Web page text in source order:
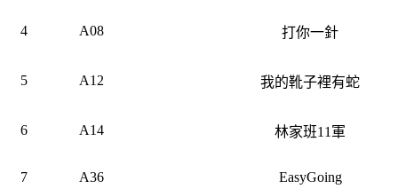
4 A08 打你一針
5 A12 我的靴子裡有蛇
6 A14 林家班11軍
7 A36 EasyGoing